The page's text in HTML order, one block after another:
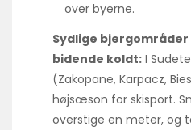
over byerne.
Sydlige
bidende koldt: I
(Zakopane, Karpacz,
højsæson for skisport.
overstige en meter, og